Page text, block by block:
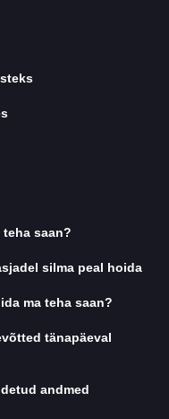
teha saan?
silma peal hoida
ma teha saan?
tänapäeval
andmed